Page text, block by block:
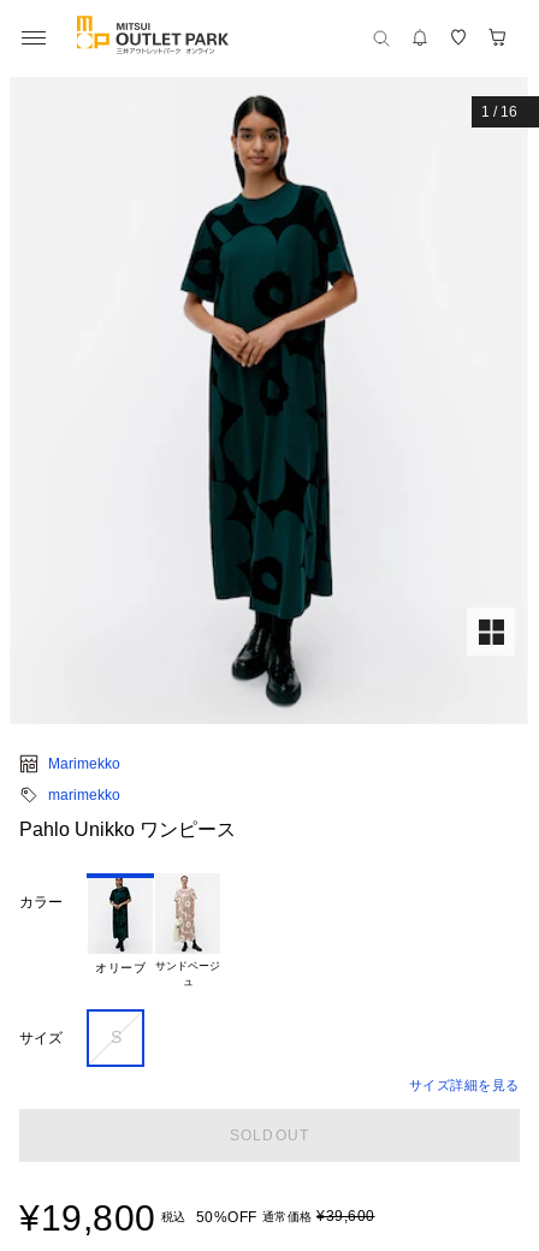
1 / 16
Marimekko
marimekko
Pahlo Unikko ワンピース
カラー
オリーブ
サンドベージ
サイズ S
サイズ詳細を見る
SOLDOUT
¥19,800 税込 50%OFF 通常価格 ¥39,600